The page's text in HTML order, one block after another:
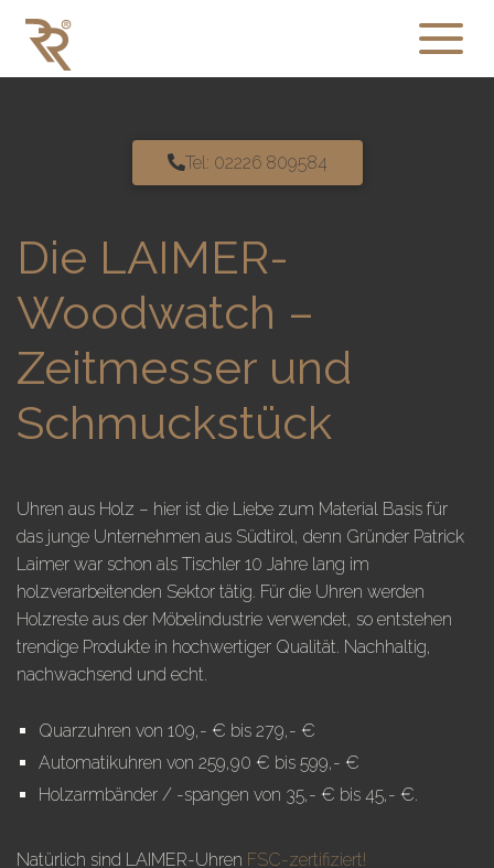
Tel: 02226 809584
Die LAIMER-
Woodwatch –
Zeitmesser und
Schmuckstück
Uhren aus Holz – hier ist die Liebe zum Material Basis für
das junge Unternehmen aus Südtirol, denn Gründer Patrick
Laimer war schon als Tischler 10 Jahre lang im
holzverarbeitenden Sektor tätig. Für die Uhren werden
Holzreste aus der Möbelindustrie verwendet, so entstehen
trendige Produkte in hochwertiger Qualität. Nachhaltig,
nachwachsend und echt.
Quarzuhren von 109,- € bis 279,- €
Automatikuhren von 259,90 € bis 599,- €
Holzarmbänder / -spangen von 35,- € bis 45,- €.
Natürlich sind LAIMER-Uhren FSC-zertifiziert!